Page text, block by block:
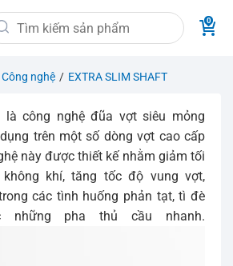
nghệ / EXTRA SLIM SHAFT
là công nghệ đũa vợt siêu mỏng
trên một số dòng vợt cao cấp
này được thiết kế nhằm giảm tối
khí, tăng tốc độ vung vợt,
các tình huống phản tạt, tì đè
những pha thủ cầu nhanh.